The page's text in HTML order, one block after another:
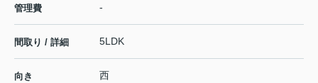
管理費 -
間取り / 詳細 5LDK
向き 西